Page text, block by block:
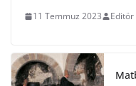
11 Temmuz 2023 Editör